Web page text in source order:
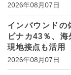
2026年08月07日
インバウンドの
ビナカ43％、
現地接点も活
2026年08月07日